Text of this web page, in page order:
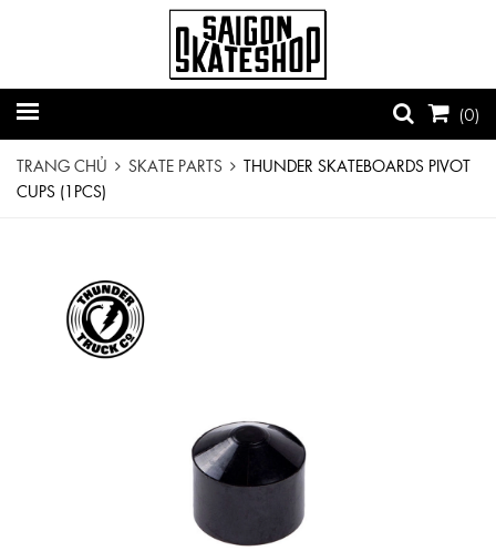
(0)
TRANG CHỦ SKATE PARTS
THUNDER SKATEBOARDS PIVOT
CUPS (1PCS)